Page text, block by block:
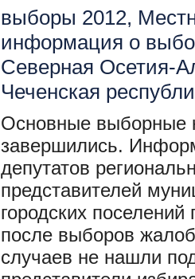
выборы 2012,
информация о
Северная Осетия-
Чеченская
Основные выборные
завершились.
депутатов
представителей
городских
после выборов
случаев не нашли